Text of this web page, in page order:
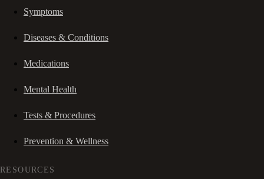
Symptoms
Diseases & Conditions
Medications
Mental Health
Tests & Procedures
Prevention & Wellness
RESOURCES